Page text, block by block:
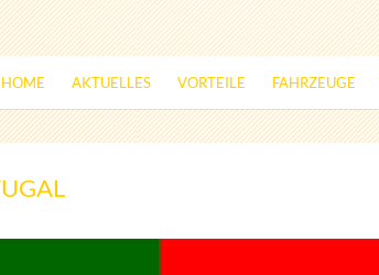
HOME AKTUELLES VORTEILE FAHRZEUGE